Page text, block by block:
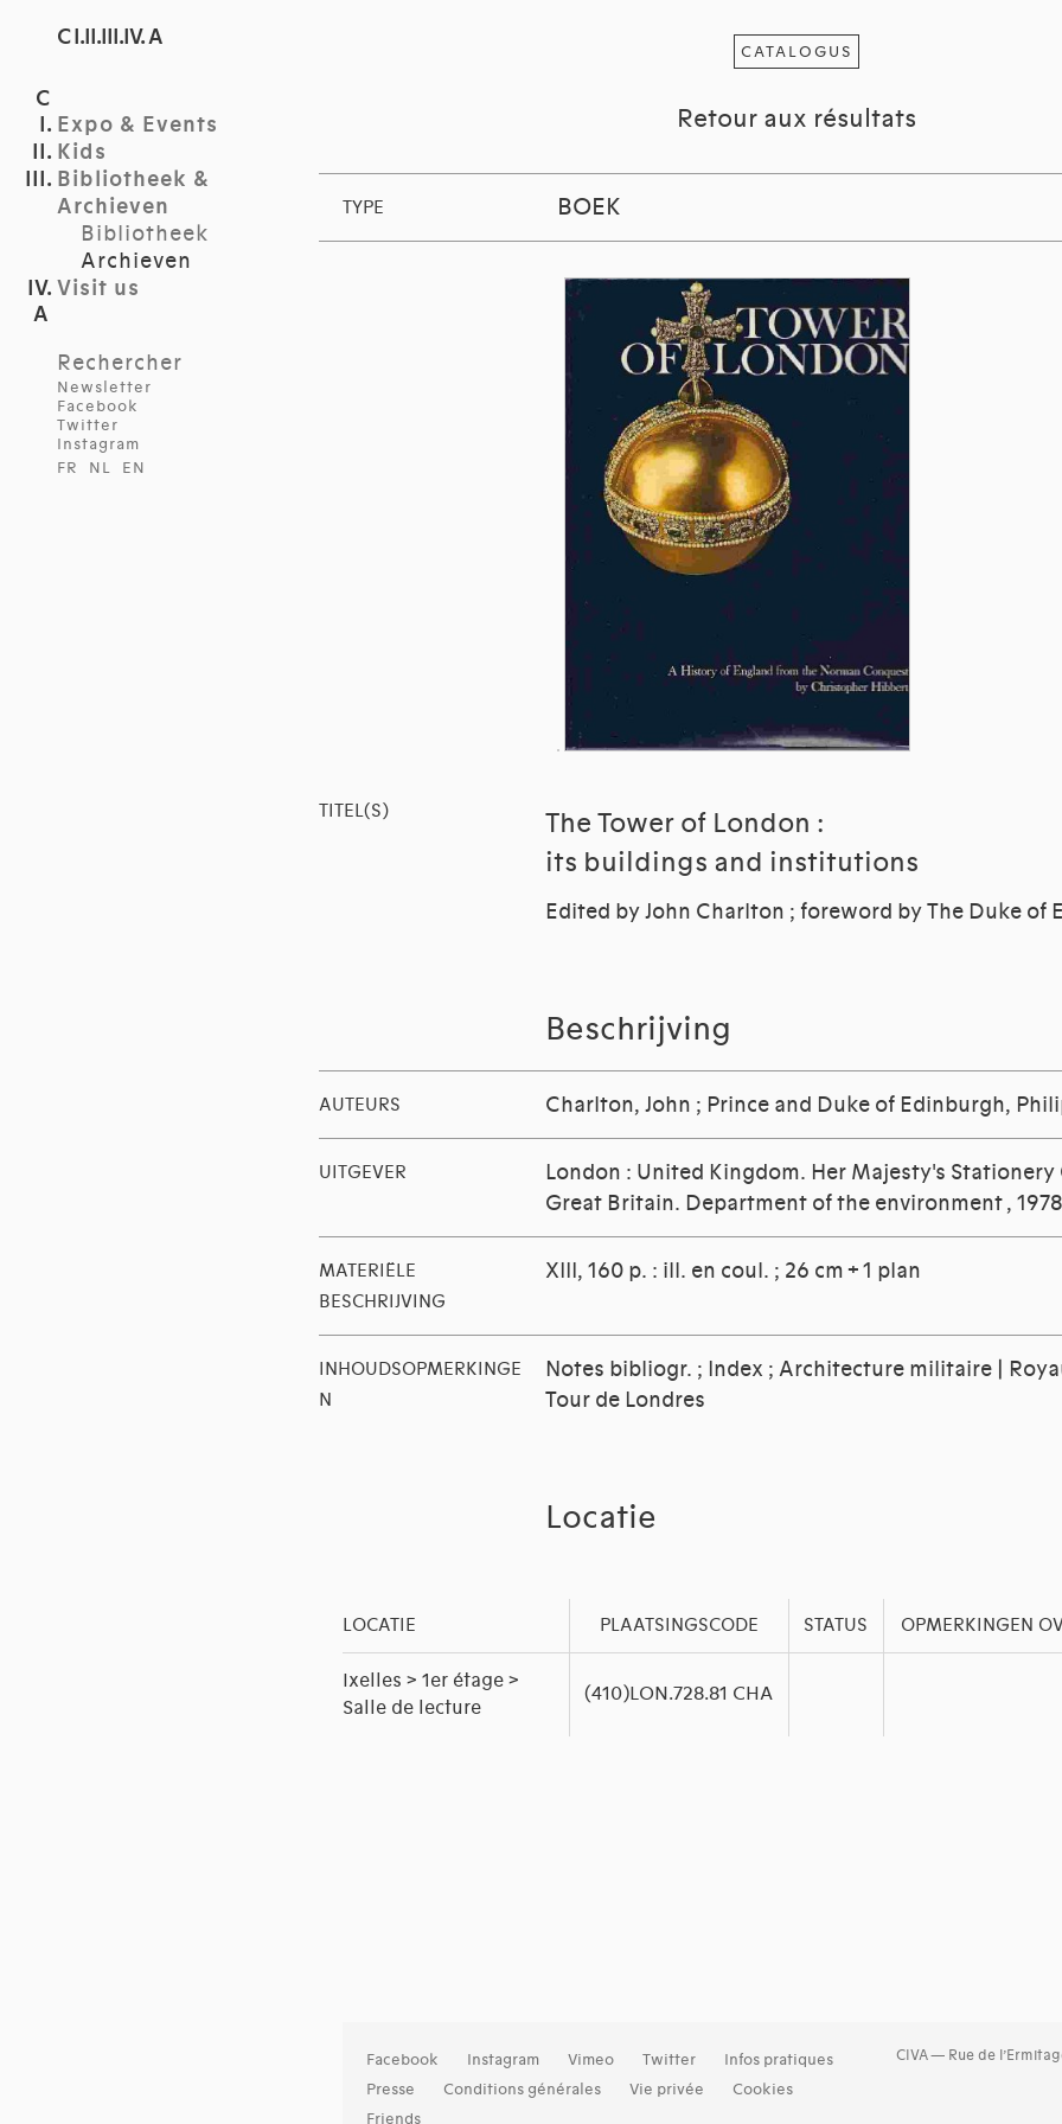
C I.II.III.IV. A
Expo & Events
Kids
Bibliotheek &
Archieven
Bibliotheek
Archieven
Visit us
Rechercher
Newsletter
Facebook
Twitter
Instagram
FR
NL EN
CATALOGUS
Retour aux résultats
TYPE BOEK
TITEL(S)
The Tower of London :
its buildings and institutions
Edited by John Charlton ; foreword by The Duke of
Beschrijving
AUTEURS Charlton, John ; Prince and Duke of Edinburgh,
UITGEVER
London : United Kingdom. Her Majesty's Stationery
Great Britain. Department of the environment , 1978
MATERIËLE
BESCHRIJVING
XIII, 160 p. : ill. en coul. ; 26 cm + 1 plan
INHOUDSOPMERKINGE
N
Notes bibliogr. ; Index ; Architecture militaire |
Tour de Londres
Locatie
LOCATIE PLAATSINGSCODE STATUS OPMERKINGEN
Ixelles > 1er étage >
Salle de lecture
(410)LON.728.81 CHA
Facebook Instagram Vimeo Twitter
Infos pratiques
Presse
Conditions générales Vie privée
Cookies
Friends
CIVA — Rue de